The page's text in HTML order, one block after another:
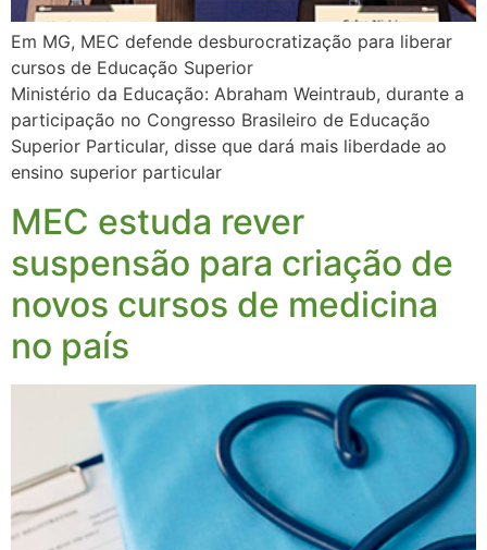
Em MG, MEC defende desburocratização para liberar
cursos de Educação Superior
Ministério da Educação: Abraham Weintraub, durante a
participação no Congresso Brasileiro de Educação
Superior Particular, disse que dará mais liberdade ao
ensino superior particular
MEC estuda rever
suspensão para criação de
novos cursos de medicina
no país